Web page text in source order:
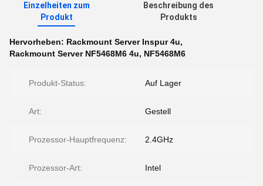
Einzelheiten zum
Produkt
Beschreibung des
Produkts
Hervorheben: Rackmount Server Inspur 4u,
Rackmount Server NF5468M6 4u, NF5468M6
Produkt-Status: Auf Lager
Art: Gestell
Prozessor-Hauptfrequenz: 2.4GHz
Prozessor-Art: Intel